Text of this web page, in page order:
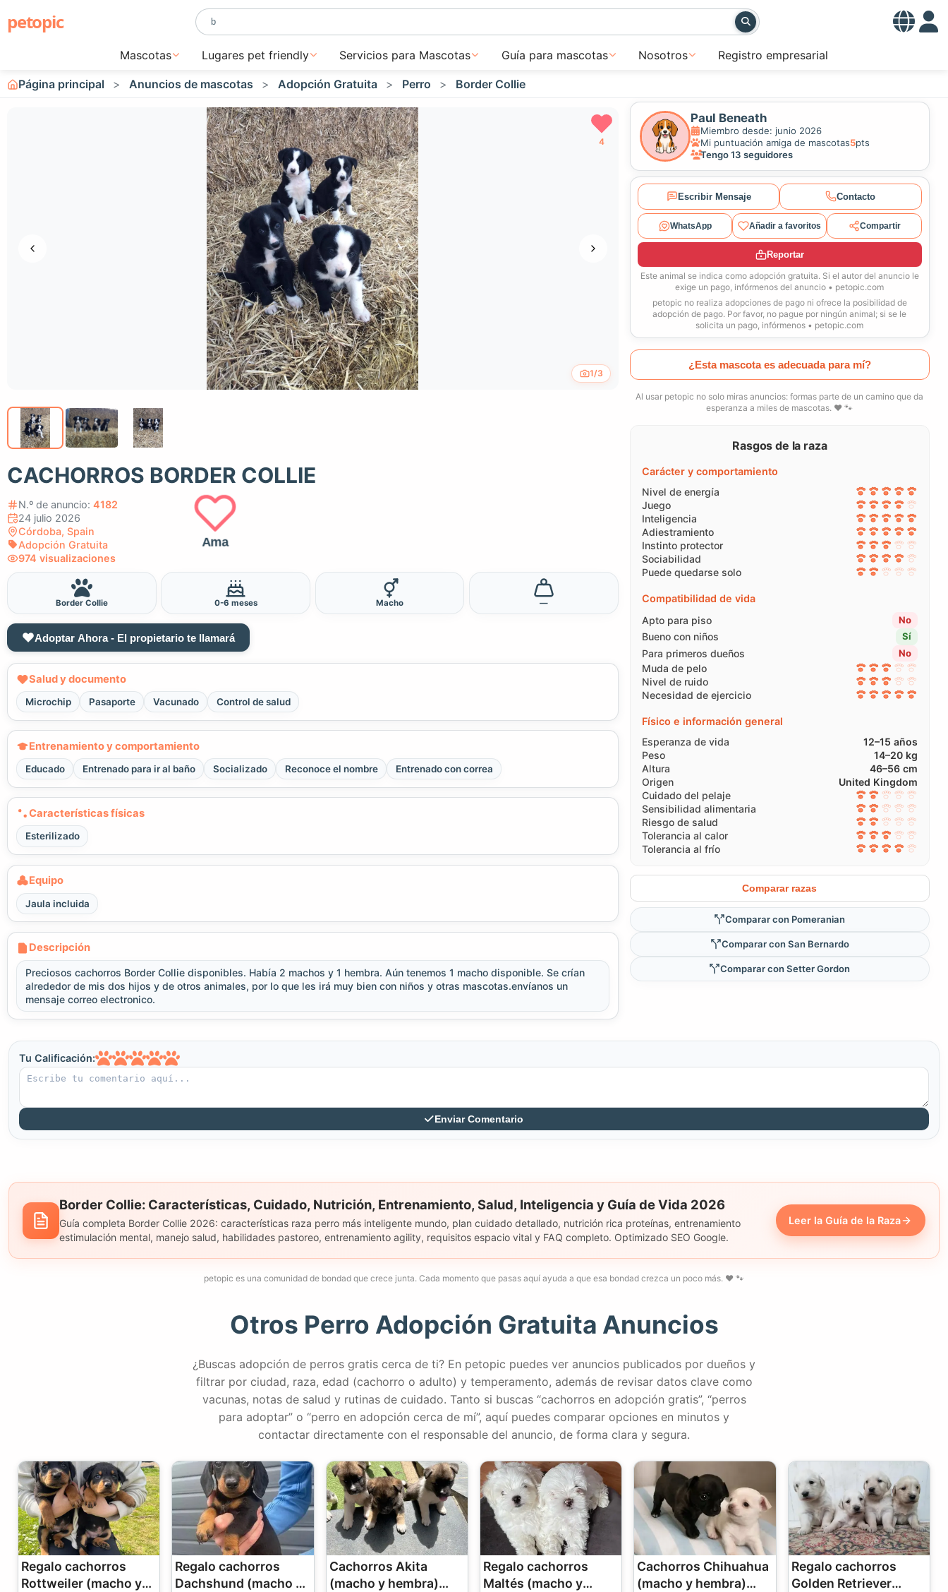
petopic
Mascotas Lugares pet friendly Servicios para Mascotas Guía para mascotas Nosotros Registro empresarial
Página principal Anuncios de mascotas Adopción Gratuita Perro Border Collie
1/3
4
CACHORROS BORDER COLLIE
N.º de anuncio: 4182
24 julio 2026
Córdoba, Spain
Adopción Gratuita
974 visualizaciones
Ama
Border Collie 0-6 meses Macho —
Adoptar Ahora - El propietario te llamará
Salud y documento
Microchip Pasaporte Vacunado Control de salud
Entrenamiento y comportamiento
Educado Entrenado para ir al baño Socializado Reconoce el nombre Entrenado con correa
Características físicas
Esterilizado
Equipo
Jaula incluida
Descripción
Preciosos cachorros Border Collie disponibles. Había 2 machos y 1 hembra. Aún tenemos 1 macho disponible. Se crían
alrededor de mis dos hijos y de otros animales, por lo que les irá muy bien con niños y otras mascotas.envíanos un
mensaje correo electronico.
Paul Beneath
Miembro desde: junio 2026
Mi puntuación amiga de mascotas5pts
Tengo 13 seguidores
Escribir Mensaje Contacto
WhatsApp Añadir a favoritos Compartir
Reportar
Este animal se indica como adopción gratuita. Si el autor del anuncio le
exige un pago, infórmenos del anuncio • petopic.com
petopic no realiza adopciones de pago ni ofrece la posibilidad de
adopción de pago. Por favor, no pague por ningún animal; si se le
solicita un pago, infórmenos • petopic.com
¿Esta mascota es adecuada para mí?
Al usar petopic no solo miras anuncios: formas parte de un camino que da
esperanza a miles de mascotas. ❤️ 🐾
Rasgos de la raza
Carácter y comportamiento
Nivel de energía
Juego
Inteligencia
Adiestramiento
Instinto protector
Sociabilidad
Puede quedarse solo
Compatibilidad de vida
Apto para piso
No
Bueno con niños Sí
Para primeros dueños No
Muda de pelo
Nivel de ruido
Necesidad de ejercicio
Físico e información general
Esperanza de vida
12–15 años
Peso
14–20 kg
Altura
46–56 cm
Origen
United Kingdom
Cuidado del pelaje
Sensibilidad alimentaria
Riesgo de salud
Tolerancia al calor
Tolerancia al frío
Comparar razas
Comparar con Pomeranian
Comparar con San Bernardo
Comparar con Setter Gordon
Tu Calificación:
Enviar Comentario
Border Collie: Características, Cuidado, Nutrición, Entrenamiento, Salud, Inteligencia y Guía de Vida 2026
Guía completa Border Collie 2026: características raza perro más inteligente mundo, plan cuidado detallado, nutrición rica proteínas, entrenamiento
estimulación mental, manejo salud, habilidades pastoreo, entrenamiento agility, requisitos espacio vital y FAQ completo. Optimizado SEO Google.
Leer la Guía de la Raza
petopic es una comunidad de bondad que crece junta. Cada momento que pasas aquí ayuda a que esa bondad crezca un poco más. ❤️ 🐾
Otros Perro Adopción Gratuita Anuncios
¿Buscas adopción de perros gratis cerca de ti? En petopic puedes ver anuncios publicados por dueños y
filtrar por ciudad, raza, edad (cachorro o adulto) y temperamento, además de revisar datos clave como
vacunas, notas de salud y rutinas de cuidado. Tanto si buscas “cachorros en adopción gratis”, “perros
para adoptar” o “perro en adopción cerca de mí”, aquí puedes comparar opciones en minutos y
contactar directamente con el responsable del anuncio, de forma clara y segura.
Regalo cachorros
Rottweiler (macho y
Regalo cachorros
Dachshund (macho y
Cachorros Akita
(macho y hembra)
Regalo cachorros
Maltés (macho y
Cachorros Chihuahua
(macho y hembra)
Regalo cachorros
Golden Retriever